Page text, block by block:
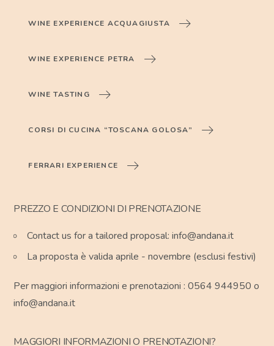
WINE EXPERIENCE ACQUAGIUSTA
WINE EXPERIENCE PETRA
WINE TASTING
CORSI DI CUCINA “TOSCANA GOLOSA”
FERRARI EXPERIENCE
PREZZO E CONDIZIONI DI PRENOTAZIONE
Contact us for a tailored proposal: info@andana.it
La proposta è valida aprile - novembre (esclusi festivi)
Per maggiori informazioni e prenotazioni : 0564 944950 o
info@andana.it
MAGGIORI INFORMAZIONI O PRENOTAZIONI?